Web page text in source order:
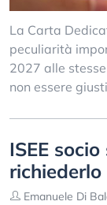
La Carta
peculiarità
2027 alle
non essere
ISEE
Emanuele Di